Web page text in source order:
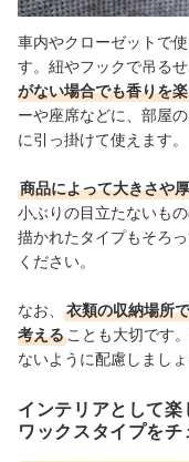
車内やクローゼットで
す。紐やフックで吊るせ
がない場合でも香りを
ーや座席などに、部屋
に引っ掛けて使えます。
商品によって大きさや
小ぶりの目立たないも
描かれたタイプもそろ
ください。
なお、
衣類の収納場所
考えることも大切です
ないように配慮しましょ
インテリアとして
ワックスタイプをチ